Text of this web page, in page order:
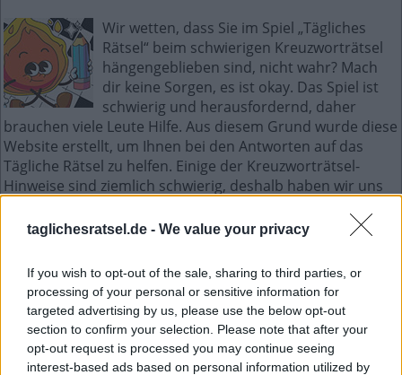
taglichesratsel.de - We value your privacy
If you wish to opt-out of the sale, sharing to third parties, or
processing of your personal or sensitive information for
targeted advertising by us, please use the below opt-out
section to confirm your selection. Please note that after your
opt-out request is processed you may continue seeing
interest-based ads based on personal information utilized by
Wir wetten, dass Sie im Spiel „Tägliches
Rätsel“ beim schwierigen Kreuzworträtsel
hängengeblieben sind, nicht wahr? Mach
dir keine Sorgen, es ist okay. Das Spiel ist
schwierig und herausfordernd, daher
brauchen viele Leute Hilfe. Aus diesem Grund wurde diese
Website erstellt, um Ihnen bei den Antworten auf das
Tägliche Rätsel zu helfen. Einige der Kreuzworträtsel-
Hinweise sind ziemlich schwierig, deshalb haben wir uns
Dies ist ein unterhaltsames Kreuzworträtselspiel mit
Hunderte von Rätseln direkt auf Ihrem Android-Gerät.
Spielen oder wiederholen Sie Ihre Kreuzworträtsel, wann
und wo Sie möchten! Trainieren Sie Ihr Gehirn und lösen
Sie jeden Tag brillante Kreuzworträtsel! Werden Sie zum
Meister im Kreuzworträtsel-Lösen und haben Sie jede
Menge Spaß – und das alles kostenlos!